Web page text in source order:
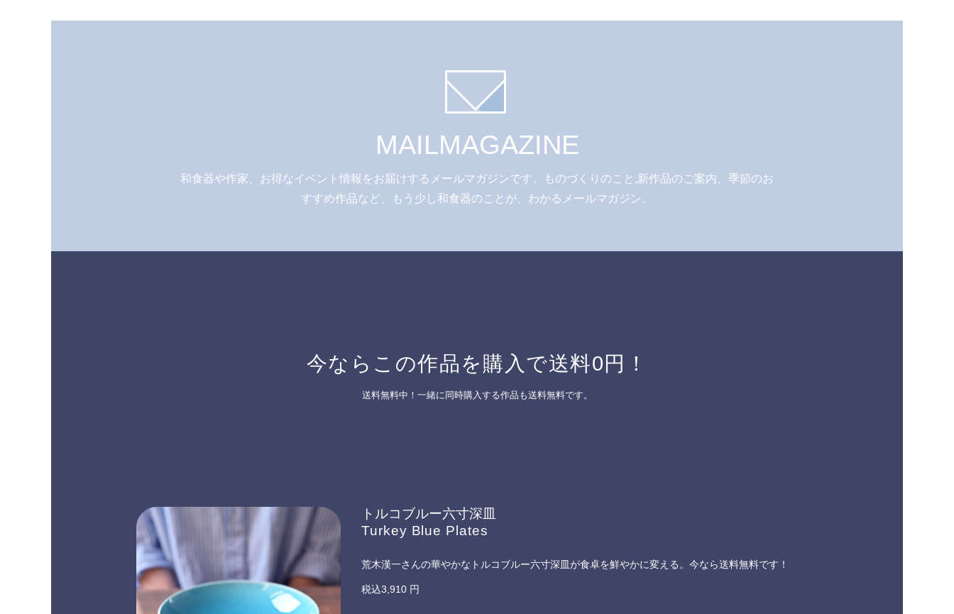
MAILMAGAZINE
和食器や作家、お得なイベント情報をお届けするメールマガジンです。ものづくりのこと,新作品のご案内、季節のお
すすめ作品など、もう少し和食器のことが、わかるメールマガジン。
今ならこの作品を購入で送料0円！
送料無料中！一緒に同時購入する作品も送料無料です。
トルコブルー六寸深皿
Turkey Blue Plates
荒木漢一さんの華やかなトルコブルー六寸深皿が食卓を鮮やかに変える。今なら送料無料です！
税込3,910 円